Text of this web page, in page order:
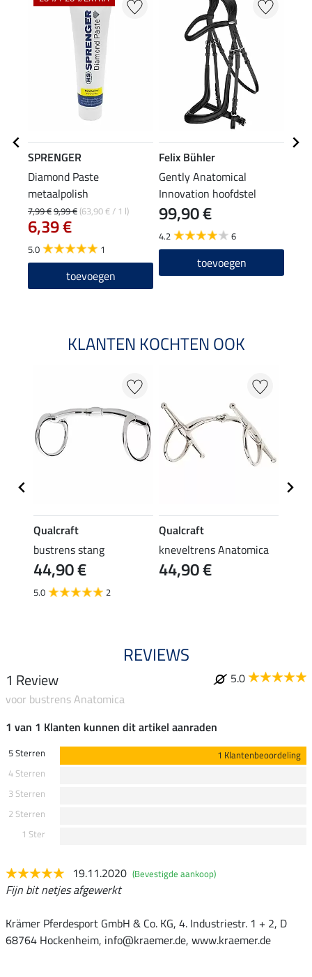
SPRENGER
Diamond Paste
metaalpolish
7,99 €9,99 € (63,90 € / 1 l)
6,39 €
5.0 1
toevoegen
Felix Bühler
Gently Anatomical
Innovation hoofdstel
99,90 €
4.2 6
toevoegen
KLANTEN KOCHTEN OOK
Qualcraft
bustrens stang
44,90 €
5.0 2
Qualcraft
kneveltrens Anatomica
44,90 €
REVIEWS
1 Review
5.0
voor bustrens Anatomica
1 van 1 Klanten kunnen dit artikel aanraden
5 Sterren
1 Klantenbeoordeling
4 Sterren
3 Sterren
2 Sterren
1 Ster
19.11.2020 (Bevestigde aankoop)
Fijn bit netjes afgewerkt
Krämer Pferdesport GmbH & Co. KG, 4. Industriestr. 1 + 2, D
68764 Hockenheim, info@kraemer.de, www.kraemer.de